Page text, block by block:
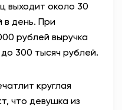
выходит около 30
в день. При
рублей выручка
300 тысяч рублей.
круглая
что девушка из